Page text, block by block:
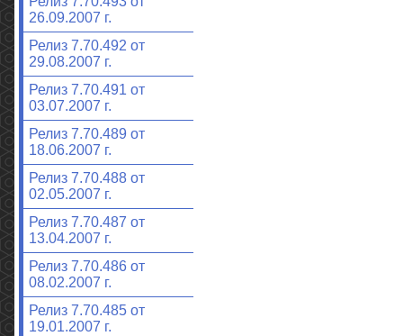
26.09.2007 г.
Релиз 7.70.492 от
29.08.2007 г.
Релиз 7.70.491 от
03.07.2007 г.
Релиз 7.70.489 от
18.06.2007 г.
Релиз 7.70.488 от
02.05.2007 г.
Релиз 7.70.487 от
13.04.2007 г.
Релиз 7.70.486 от
08.02.2007 г.
Релиз 7.70.485 от
19.01.2007 г.